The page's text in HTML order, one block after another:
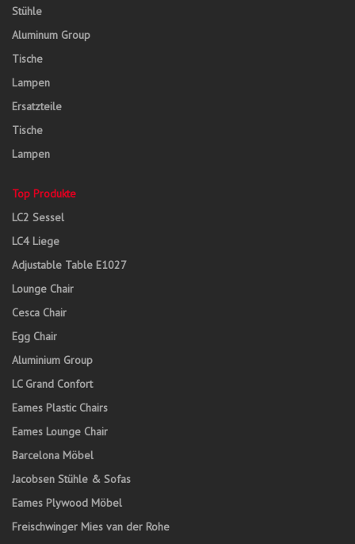
Stühle
Aluminum Group
Tische
Lampen
Ersatzteile
Tische
Lampen
Top Produkte
LC2 Sessel
LC4 Liege
Adjustable Table E1027
Lounge Chair
Cesca Chair
Egg Chair
Aluminium Group
LC Grand Confort
Eames Plastic Chairs
Eames Lounge Chair
Barcelona Möbel
Jacobsen Stühle & Sofas
Eames Plywood Möbel
Freischwinger Mies van der Rohe